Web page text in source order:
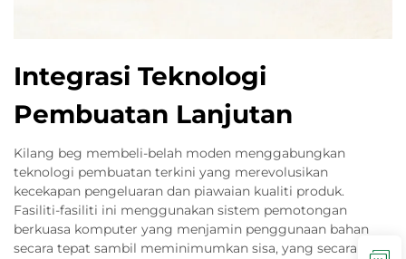
Integrasi Teknologi
Pembuatan Lanjutan
Kilang beg membeli-belah moden menggabungkan
teknologi pembuatan terkini yang merevolusikan
kecekapan pengeluaran dan piawaian kualiti produk.
Fasiliti-fasiliti ini menggunakan sistem pemotongan
berkuasa komputer yang menjamin penggunaan bahan
secara tepat sambil meminimumkan sisa, yang secara